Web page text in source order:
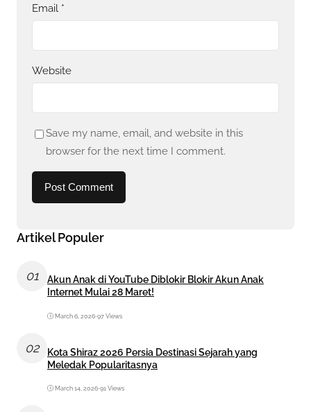
Email *
Website
Save my name, email, and website in this
browser for the next time I comment.
Artikel Populer
01
Akun Anak di YouTube Diblokir Blokir Akun Anak
Internet Mulai 28 Maret!
March 6, 2026•97 Views
02
Kota Shiraz 2026 Persia Destinasi Sejarah yang
Meledak Popularitasnya
March 14, 2026•91 Views